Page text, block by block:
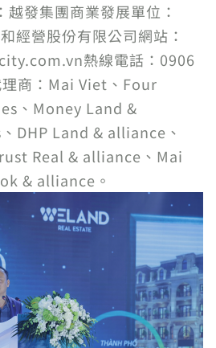
發集團商業發展單位：
經營股份有限公司網站：
熱線電話：0906
商：Mai Viet、Four
、Money Land &
DHP Land & alliance、
Real & alliance、Mai
& alliance。